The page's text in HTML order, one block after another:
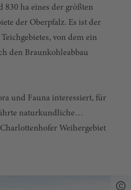
830 ha eines der größten
der Oberpfalz. Es ist der
von dem ein
den Braunkohleabbau
und Fauna interessiert, für
naturkundliche
Weihergebiet
Das Naturschutzgebiet